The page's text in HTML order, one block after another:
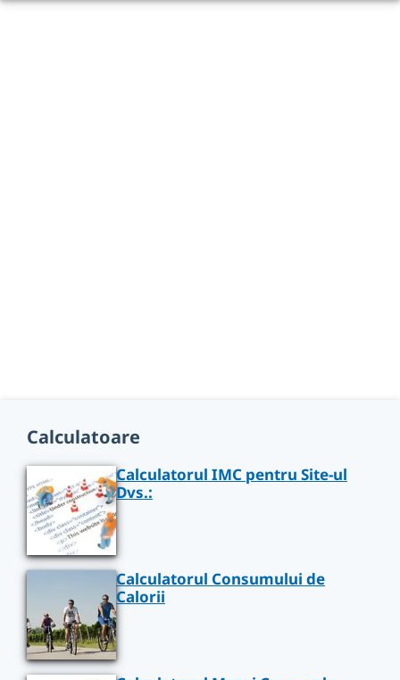
Calculatoare
Calculatorul IMC pentru Site-ul
Dvs.:
Calculatorul Consumului de
Calorii